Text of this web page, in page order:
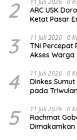
2 11 Juli 2026 0
ARC USK
Ketat Pasar
3 11 Juli 2026 0
TNI Percepat
Akses Warga
4 11 Juli 2026 0
Dinkes
pada
5 11 Juli 2026 0
Rachmat
Dimakamkan